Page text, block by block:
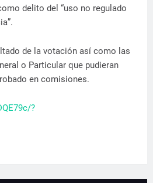
delito del “uso no regulado
de la votación así como las
o Particular que pudieran
en comisiones.
?